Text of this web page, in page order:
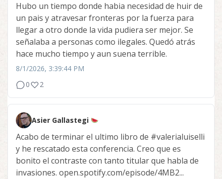
Hubo un tiempo donde habia necesidad de huir de
un pais y atravesar fronteras por la fuerza para
llegar a otro donde la vida pudiera ser mejor. Se
señalaba a personas como ilegales. Quedó atrás
hace mucho tiempo y aun suena terrible.
8/1/2026, 3:39:44 PM
0
2
Asier Gallastegi
Acabo de terminar el ultimo libro de #valerialuiselli
y he rescatado esta conferencia. Creo que es
bonito el contraste con tanto titular que habla de
invasiones. open.spotify.com/episode/4MB2...